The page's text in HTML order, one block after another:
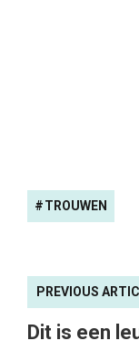
TROUWEN
PREVIOUS
Dit is een